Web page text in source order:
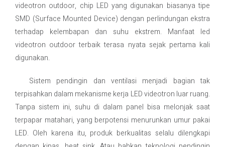
videotron outdoor, chip LED yang digunakan biasanya tipe
SMD (Surface Mounted Device) dengan perlindungan ekstra
terhadap kelembapan dan suhu ekstrem. Manfaat led
videotron outdoor terbaik terasa nyata sejak pertama kali
digunakan.
Sistem pendingin dan ventilasi menjadi bagian tak
terpisahkan dalam mekanisme kerja LED videotron luar ruang.
Tanpa sistem ini, suhu di dalam panel bisa melonjak saat
terpapar matahari, yang berpotensi menurunkan umur pakai
LED. Oleh karena itu, produk berkualitas selalu dilengkapi